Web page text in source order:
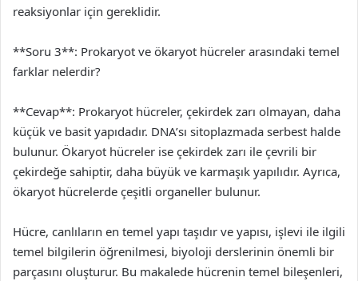
reaksiyonlar için gereklidir.
**Soru 3**: Prokaryot ve ökaryot hücreler arasındaki temel
farklar nelerdir?
**Cevap**: Prokaryot hücreler, çekirdek zarı olmayan, daha
küçük ve basit yapıdadır. DNA’sı sitoplazmada serbest halde
bulunur. Ökaryot hücreler ise çekirdek zarı ile çevrili bir
çekirdeğe sahiptir, daha büyük ve karmaşık yapılıdır. Ayrıca,
ökaryot hücrelerde çeşitli organeller bulunur.
Hücre, canlıların en temel yapı taşıdır ve yapısı, işlevi ile ilgili
temel bilgilerin öğrenilmesi, biyoloji derslerinin önemli bir
parçasını oluşturur. Bu makalede hücrenin temel bileşenleri,